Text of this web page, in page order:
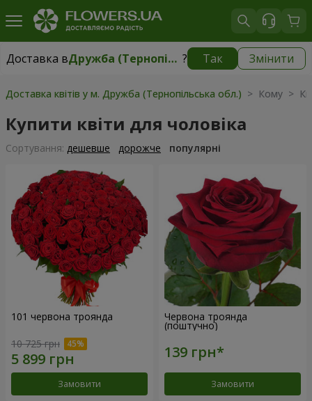
Доставка в Дружба (Тернопільська обл.) ? Так Змінити
Доставка вДружба (Тернопільська обл.) безкоштовно
Доставка квітів у м. Дружба (Тернопільська обл.) > Кому >
Купити квіти для чоловіка
Сортування: дешевше дорожче популярні
101 червона троянда
10 725 грн
Замовити
Червона троянда
(поштучно)
Замовити